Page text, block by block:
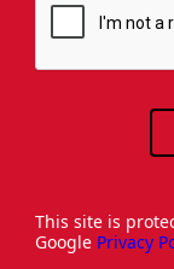
This site is
Google Privacy